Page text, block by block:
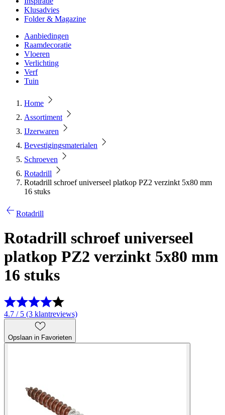
Klusadvies
Folder & Magazine
Aanbiedingen
Raamdecoratie
Vloeren
Verlichting
Verf
Tuin
Home
Assortiment
IJzerwaren
Bevestigingsmaterialen
Schroeven
Rotadrill
Rotadrill schroef universeel platkop PZ2 verzinkt 5x80 mm
16 stuks
Rotadrill
Rotadrill schroef universeel
platkop PZ2 verzinkt 5x80 mm
16 stuks
4.7 / 5 (3 klantreviews)
Opslaan in Favorieten